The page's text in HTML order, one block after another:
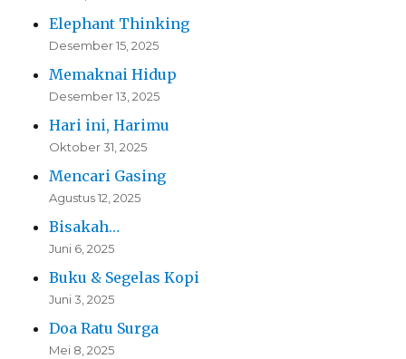
Elephant Thinking
Desember 15, 2025
Memaknai Hidup
Desember 13, 2025
Hari ini, Harimu
Oktober 31, 2025
Mencari Gasing
Agustus 12, 2025
Bisakah…
Juni 6, 2025
Buku & Segelas Kopi
Juni 3, 2025
Doa Ratu Surga
Mei 8, 2025